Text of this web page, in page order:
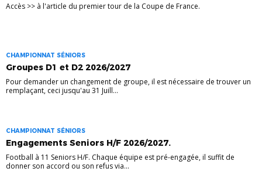
Accès >> à l'article du premier tour de la Coupe de France.
CHAMPIONNAT SÉNIORS
Groupes D1 et D2 2026/2027
Pour demander un changement de groupe, il est nécessaire de trouver un
remplaçant, ceci jusqu'au 31 Juill...
CHAMPIONNAT SÉNIORS
Engagements Seniors H/F 2026/2027.
Football à 11 Seniors H/F. Chaque équipe est pré-engagée, il suffit de
donner son accord ou son refus via...